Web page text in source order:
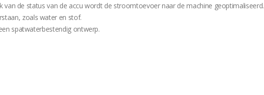
de status van de accu wordt de stroomtoevoer naar de machine geoptimaliseerd.
zoals water en stof.
spatwaterbestendig ontwerp.